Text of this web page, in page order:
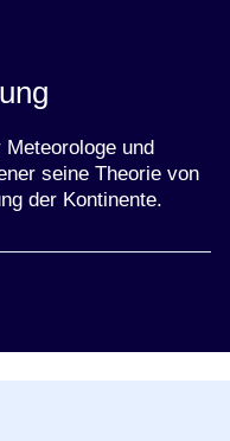
und
seine Theorie von
der Kontinente.